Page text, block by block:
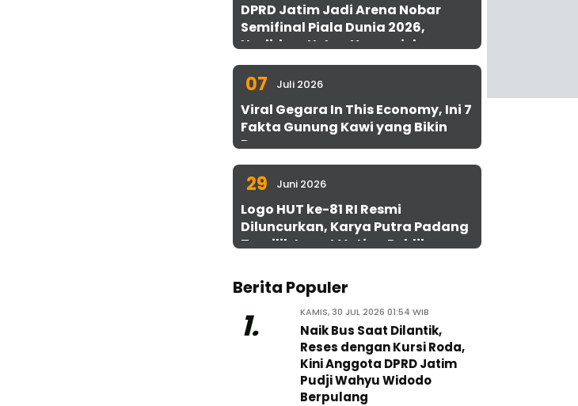
DPRD Jatim Jadi Arena Nobar
Semifinal Piala Dunia 2026,
Hadirkan Uston Nawawi dan
UMKM Gratis untuk 1.000 Warga
07 Juli 2026
Viral Gegara In This Economy, Ini 7
Fakta Gunung Kawi yang Bikin
Penasaran
29 Juni 2026
Logo HUT ke-81 RI Resmi
Diluncurkan, Karya Putra Padang
Terpilih Lewat Voting Publik
Berita Populer
1. KAMIS, 30 JUL 2026 01:54 WIB
Naik Bus Saat Dilantik,
Reses dengan Kursi Roda,
Kini Anggota DPRD Jatim
Pudji Wahyu Widodo
Berpulang